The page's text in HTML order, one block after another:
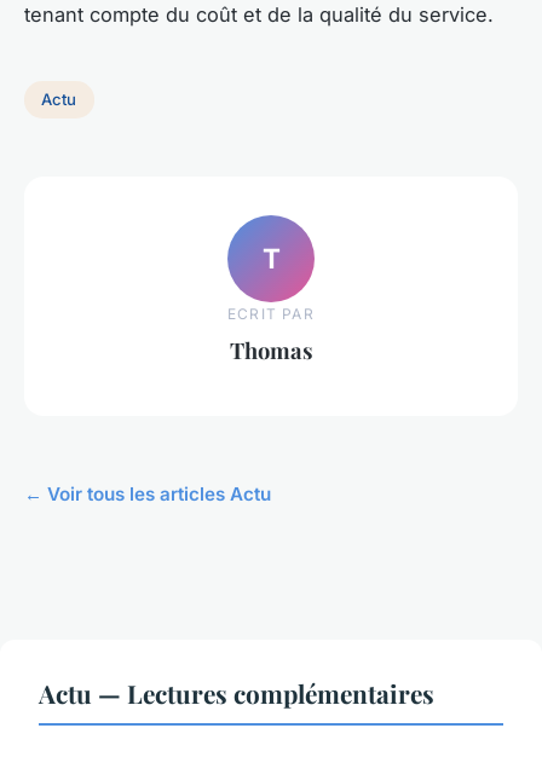
tenant compte du coût et de la qualité du service.
Actu
T
ECRIT PAR
Thomas
← Voir tous les articles Actu
Actu — Lectures complémentaires